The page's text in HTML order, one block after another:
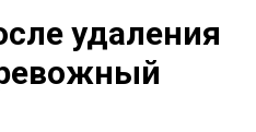
удаления